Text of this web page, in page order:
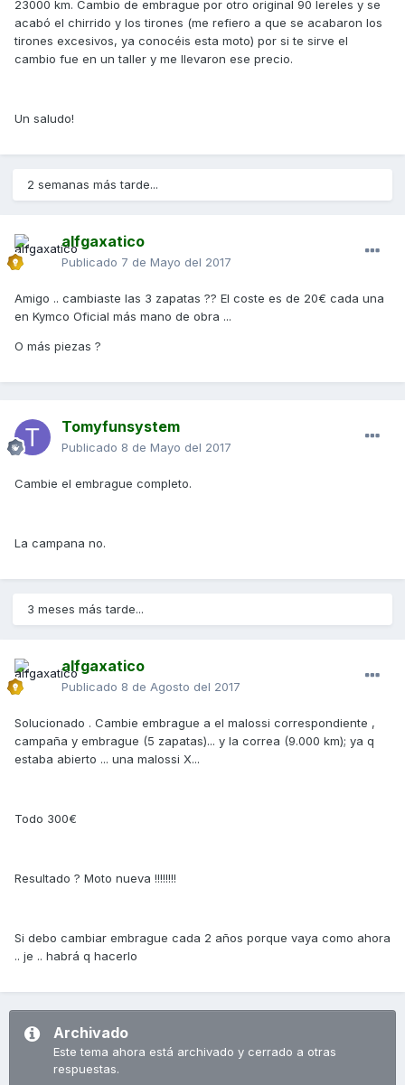
23000 km. Cambio de embrague por otro original 90 lereles y se
acabó el chirrido y los tirones (me refiero a que se acabaron los
tirones excesivos, ya conocéis esta moto) por si te sirve el
cambio fue en un taller y me llevaron ese precio.
Un saludo!
2 semanas más tarde...
alfgaxatico
Publicado 7 de Mayo del 2017
Amigo .. cambiaste las 3 zapatas ?? El coste es de 20€ cada una
en Kymco Oficial más mano de obra ...
O más piezas ?
Tomyfunsystem
Publicado 8 de Mayo del 2017
Cambie el embrague completo.
La campana no.
3 meses más tarde...
alfgaxatico
Publicado 8 de Agosto del 2017
Solucionado . Cambie embrague a el malossi correspondiente ,
campaña y embrague (5 zapatas)... y la correa (9.000 km); ya q
estaba abierto ... una malossi X...
Todo 300€
Resultado ? Moto nueva !!!!!!!!
Si debo cambiar embrague cada 2 años porque vaya como ahora
.. je .. habrá q hacerlo
Archivado
Este tema ahora está archivado y cerrado a otras
respuestas.